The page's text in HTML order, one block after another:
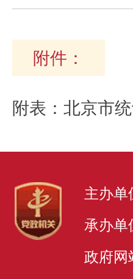
附件：
附表：北京市
主办单
承办单
政府网